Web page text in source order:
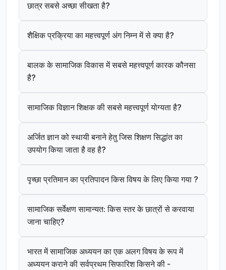
छात्र सबसे अच्छा सीखता है?
शैक्षिक प्रक्रिया का महत्त्वपूर्ण अंग निम्न में से क्या है?
बालक के सामाजिक विकास में सबसे महत्त्वपूर्ण कारक कौनसा
है?
सामाजिक विज्ञान शिक्षक की सबसे महत्त्वपूर्ण योग्यता है?
अर्जित ज्ञान को स्थायी बनाने हेतु जिस शिक्षण सिद्धांत का
उपयोग किया जाता है वह है?
पृच्छा प्रतिमान का प्रतिपादन किस विषय के लिए किया गया ?
सामाजिक सर्वेक्षण सामान्यत: किस स्तर के छात्रों से करवाया
जाना चाहिए?
भारत में सामाजिक अध्ययन का एक अलग विषय के रूप में
अध्ययन कराने की सर्वप्रथम सिफारिश किसने की -